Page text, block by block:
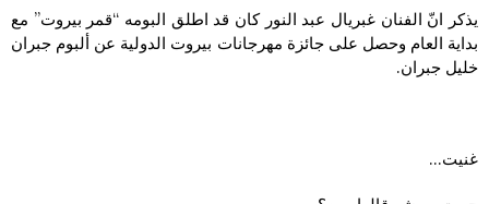
يذكر انّ الفنان غبريال عبد النور كان قد اطلق البومه “قمر بيروت” مع
بداية العام وحصل على جائزة مهرجانات بيروت الدولية عن ألبوم جبران
خليل جبران.
غنيت…